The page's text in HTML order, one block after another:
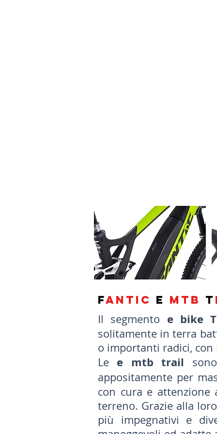
fantic e mtb T
Il segmento e bike
solitamente in terra
o importanti radici,
Le e mtb trail
appositamente per
con cura e
terreno. Grazie alla
più impegnativi e